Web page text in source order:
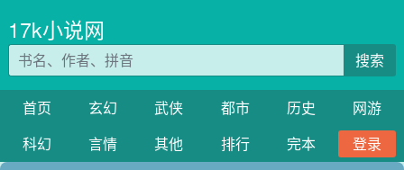
17k小说网
搜索
首页 玄幻 武侠 都市 历史
网游
科幻
言情 其他 排行 完本
登录